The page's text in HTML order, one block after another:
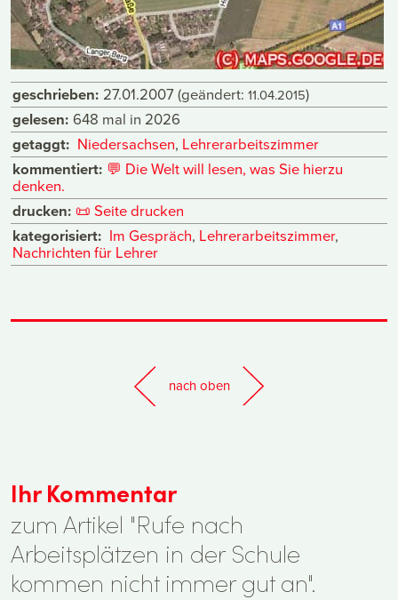
geschrieben: 27.01.2007(geändert: 11.04.2015)
gelesen: 648 mal in 2026
getaggt: Niedersachsen, Lehrerarbeitszimmer
kommentiert: 💬 Die Welt will lesen, was Sie hierzu
denken.
drucken: 📜 Seite drucken
kategorisiert: Im Gespräch, Lehrerarbeitszimmer,
Nachrichten für Lehrer
nach oben
Ihr Kommentar
zum Artikel "Rufe nach
Arbeitsplätzen in der Schule
kommen nicht immer gut an".